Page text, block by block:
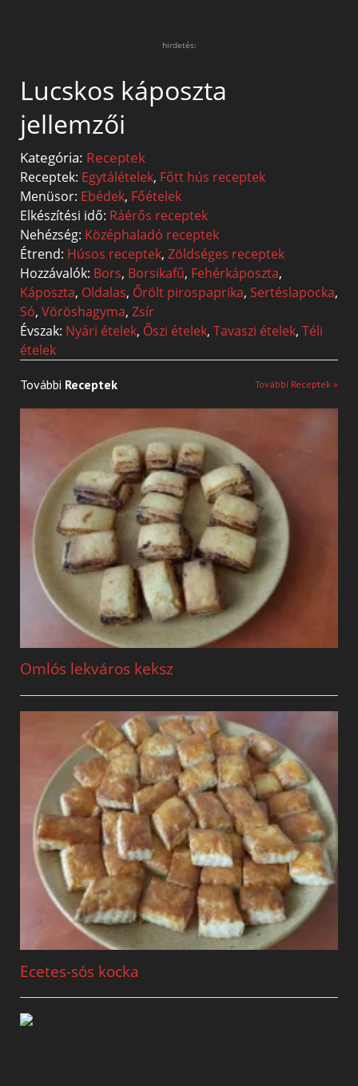
hirdetés:
Lucskos káposzta
jellemzői
Kategória: Receptek
Receptek: Egytálételek, Főtt hús receptek
Menüsor: Ebédek, Főételek
Elkészítési idő: Ráérős receptek
Nehézség: Középhaladó receptek
Étrend: Húsos receptek, Zöldséges receptek
Hozzávalók: Bors, Borsikafű, Fehérkáposzta,
Káposzta, Oldalas, Őrölt pirospaprika, Sertéslapocka,
Só, Vöröshagyma, Zsír
Évszak: Nyári ételek, Őszi ételek, Tavaszi ételek, Téli
ételek
További Receptek További Receptek »
Omlós lekváros keksz
Ecetes-sós kocka